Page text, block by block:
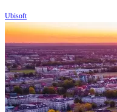
Ubisoft